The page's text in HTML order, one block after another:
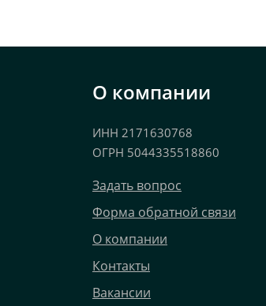
О компании
ИНН 2171630768
ОГРН 5044335518860
Задать вопрос
Форма обратной связи
О компании
Контакты
Вакансии